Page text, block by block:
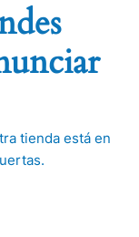
tienda está en